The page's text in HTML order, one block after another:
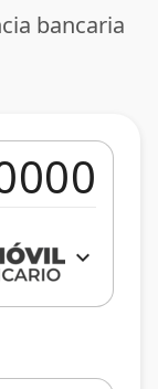
bancaria
expand_more